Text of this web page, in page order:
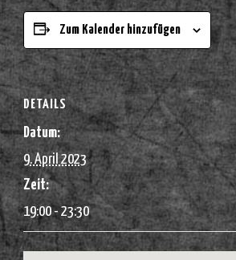
Zum Kalender hinzufügen
DETAILS
Datum:
9. April 2023
Zeit:
19:00 - 23:30